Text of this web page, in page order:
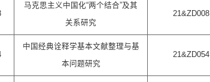
马克思主义中国化“两个结合”及其
关系研究
21&ZD008
中国经典诠释学基本文献整理与基
本问题研究
21&ZD054